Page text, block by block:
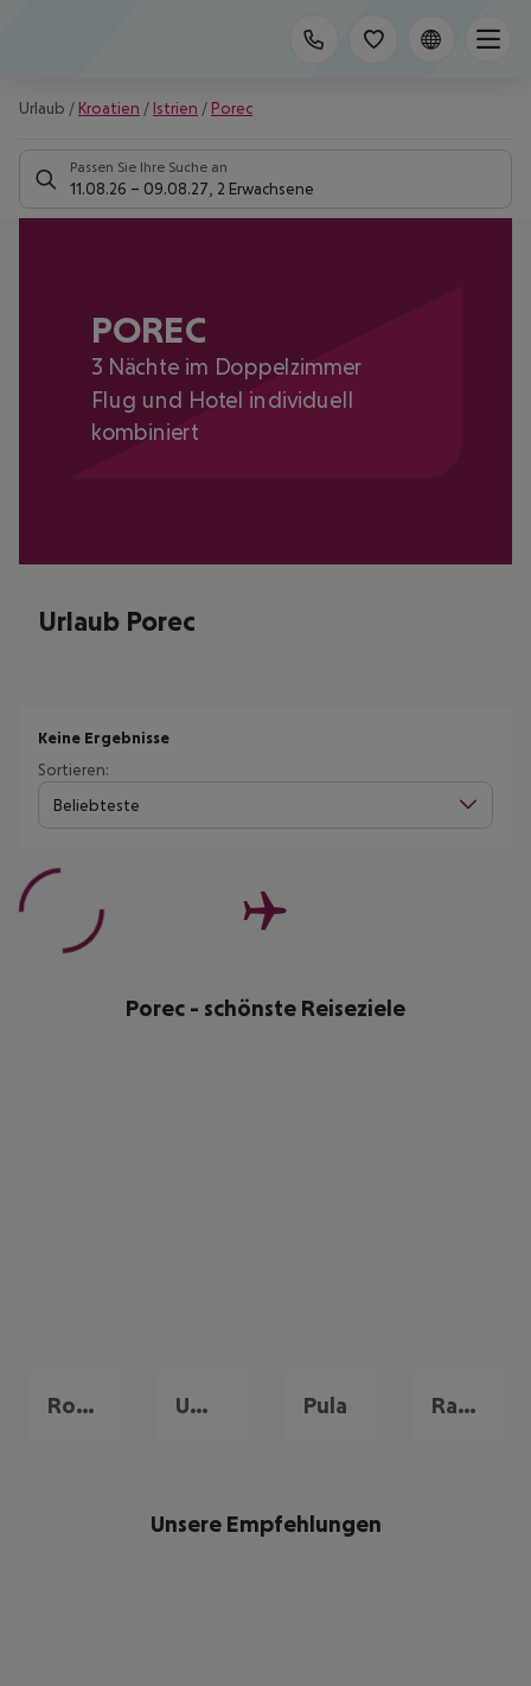
Urlaub / Kroatien / Istrien / Porec
Passen Sie Ihre Suche an
11.08.26 – 09.08.27 2 Erwachsene
POREC
3 Nächte im Doppelzimmer
Flug und Hotel individuell
kombiniert
Urlaub Porec
Keine Ergebnisse
Sortieren:
Beliebteste
Porec - schönste Reiseziele
Rovinj Umag Pula Rabac
Unsere Empfehlungen